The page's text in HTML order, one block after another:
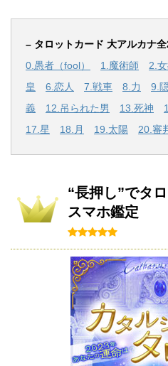
– タロットカード 大アルカナ
0.愚者（fool）
1.魔術師 2.
皇
6.恋人 7.戦車 8.力 9.
義
12.吊られた男 13.死神
17.星
18.月 19.太陽 20.審
“長押し”でタ
スマホ鑑定